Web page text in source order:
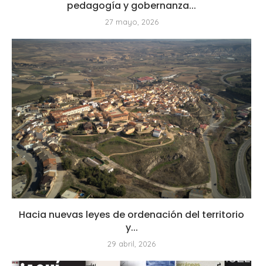
pedagogía y gobernanza...
27 mayo, 2026
Hacia nuevas leyes de ordenación del territorio
y...
29 abril, 2026